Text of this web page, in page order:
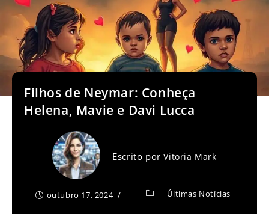
Filhos de Neymar: Conheça
Helena, Mavie e Davi Lucca
Escrito porVitoria Mark
outubro 17, 2024 Últimas Notícias